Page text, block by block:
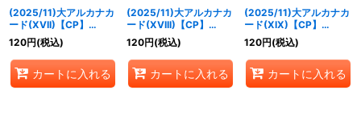
(2025/11)大アルカナカ
ード(XVII)【CP】
{CB33-CP01}《青》
120円(税込)
カートに入れる
(2025/11)大アルカナカ
ード(XVIII)【CP】
{CB33-CP01}《青》
120円(税込)
カートに入れる
(2025/11)大アルカナカ
ード(XIX)【CP】
{CB33-CP01}《青》
120円(税込)
カートに入れる